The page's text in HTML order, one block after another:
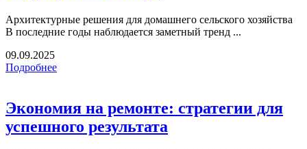
Архитектурные решения для домашнего сельского хозяйства
В последние годы наблюдается заметный тренд ...
09.09.2025
Подробнее
Экономия на ремонте: стратегии для
успешного результата